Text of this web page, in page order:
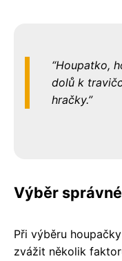
Houpatko,
dolů k
hračky.
Výběr
Při výběru
zvážit několik